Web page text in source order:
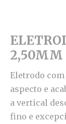
2,50MM
Eletrodo com
aspecto e
a vertical
fino e